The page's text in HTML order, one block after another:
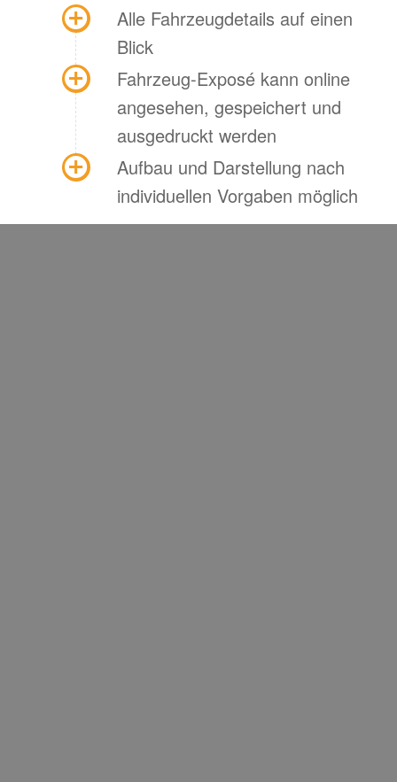
Alle Fahrzeugdetails auf einen
Blick
Fahrzeug-Exposé kann online
angesehen, gespeichert und
ausgedruckt werden
Aufbau und Darstellung nach
individuellen Vorgaben möglich